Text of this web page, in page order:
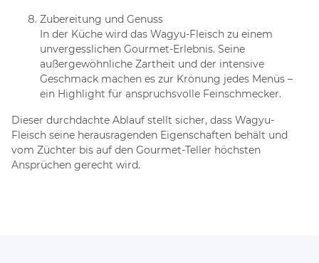
Zubereitung und Genuss
In der Küche wird das Wagyu-Fleisch zu einem
unvergesslichen Gourmet-Erlebnis. Seine
außergewöhnliche Zartheit und der intensive
Geschmack machen es zur Krönung jedes Menüs –
ein Highlight für anspruchsvolle Feinschmecker.
Dieser durchdachte Ablauf stellt sicher, dass Wagyu-
Fleisch seine herausragenden Eigenschaften behält und
vom Züchter bis auf den Gourmet-Teller höchsten
Ansprüchen gerecht wird.